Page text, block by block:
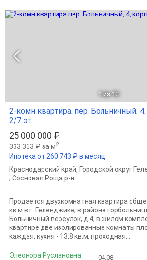
1 из 10
2-комн квартира, пер. Больничный, 4,
2/7 эт.
25 000 000 ₽
333 333 ₽ за м2
Ипотека от 260 743 ₽ в месяц
Краснодарский край, Городской округ
, Сосновая Роща р-н
Продается двухкомнатная квартира
кв.м в г. Геленджике, в районе
Больничный переулок, д.4, в жилом
квартире две изолированные комнаты
каждая, кухня - 13,8 кв.м, проходная...
Элеонора Руслановна 04.08